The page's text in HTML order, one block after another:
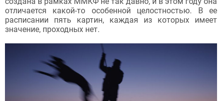
отличается какой-то особенной целостностью. В ее
расписании пять картин, каждая из которых имеет
значение, проходных нет.